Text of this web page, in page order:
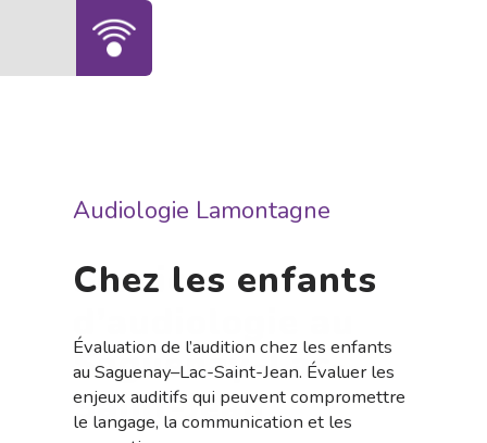
Audiologie Lamontagne
Chez les enfants
Évaluation de l’audition chez les enfants
au Saguenay–Lac-Saint-Jean. Évaluer les
enjeux auditifs qui peuvent compromettre
le langage, la communication et les